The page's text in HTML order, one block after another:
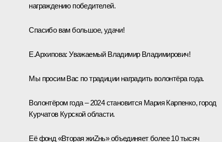
награждению победителей.
Спасибо вам большое, удачи!
Е.Архипова: Уважаемый Владимир Владимирович!
Мы просим Вас по традиции наградить волонтёра года.
Волонтёром года – 2024 становится Мария Карпенко, город
Курчатов Курской области.
Её фонд «Вторая жиZнь» объединяет более 10 тысяч